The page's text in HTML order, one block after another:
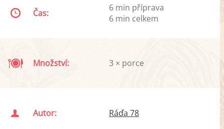
Čas:
6 min příprava
6 min celkem
Množství: 3 × porce
Autor: Ráďa 78